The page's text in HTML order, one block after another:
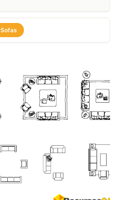
Sofas